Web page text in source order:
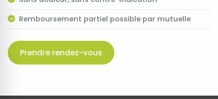
Remboursement partiel possible par mutuelle
Prendre rendez-vous